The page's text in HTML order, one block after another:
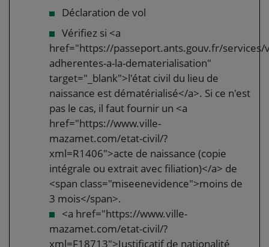
Déclaration de vol
Vérifiez si <a
href="https://passeport.ants.gouv.fr/services/
adherentes-a-la-dematerialisation"
target="_blank">l'état civil du lieu de
naissance est dématérialisé</a>. Si ce n'est
pas le cas, il faut fournir un <a
href="https://www.ville-
mazamet.com/etat-civil/?
xml=R1406">acte de naissance (copie
intégrale ou extrait avec filiation)</a> de
<span class="miseenevidence">moins de
3 mois</span>.
<a href="https://www.ville-
mazamet.com/etat-civil/?
xml=F18713">Justificatif de nationalité